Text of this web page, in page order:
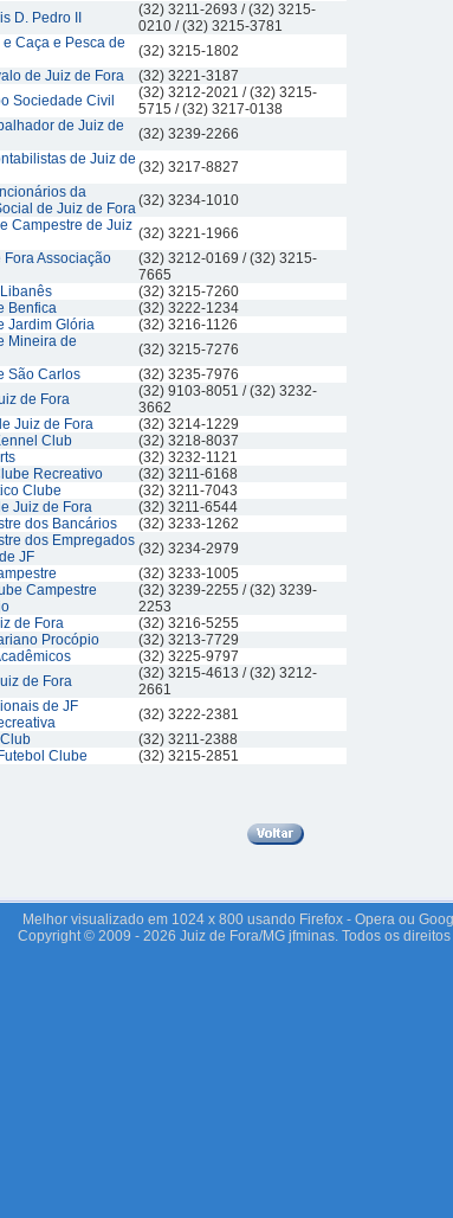
D. Pedro II
(32) 3211-2693 / (32) 3215-
0210 / (32) 3215-3781
Caça e Pesca de
(32) 3215-1802
de Juiz de Fora
(32) 3221-3187
Sociedade Civil
(32) 3212-2021 / (32) 3215-
5715 / (32) 3217-0138
de Juiz de
(32) 3239-2266
de Juiz de (32) 3217-8827
da
de Juiz de Fora(32) 3234-1010
Campestre de Juiz (32) 3221-1966
Associação
(32) 3212-0169 / (32) 3215-
7665
(32) 3215-7260
Benfica
(32) 3222-1234
Jardim Glória
(32) 3216-1126
Mineira de
(32) 3215-7276
São Carlos
(32) 3235-7976
de Fora
(32) 9103-8051 / (32) 3232-
3662
Juiz de Fora
(32) 3214-1229
Club
(32) 3218-8037
(32) 3232-1121
Recreativo
(32) 3211-6168
Clube
(32) 3211-7043
Juiz de Fora
(32) 3211-6544
dos Bancários
(32) 3233-1262
dos Empregados
JF
(32) 3234-2979
(32) 3233-1005
Campestre
(32) 3239-2255 / (32) 3239-
2253
de Fora
(32) 3216-5255
Procópio
(32) 3213-7729
(32) 3225-9797
de Fora
(32) 3215-4613 / (32) 3212-
2661
de JF
(32) 3222-2381
(32) 3211-2388
Clube
(32) 3215-2851
Melhor visualizado em 1024 x 800 usando Firefox - Opera ou
Copyright © 2009 - 2026 Juiz de Fora/MG jfminas. Todos os